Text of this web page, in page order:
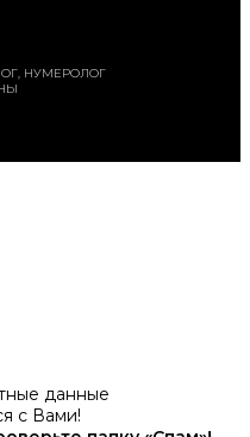
НУМЕРОЛОГ
данные
с Вами!